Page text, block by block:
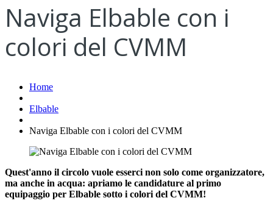
Naviga Elbable con i
colori del CVMM
Home
Elbable
Naviga Elbable con i colori del CVMM
Quest'anno il circolo vuole esserci non solo come organizzatore,
ma anche in acqua: apriamo le candidature al primo
equipaggio per Elbable sotto i colori del CVMM!